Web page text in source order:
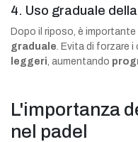
4. Uso graduale
Dopo il riposo, è importante
graduale . Evita di forzare
leggeri , aumentando
L'importanza
nel padel